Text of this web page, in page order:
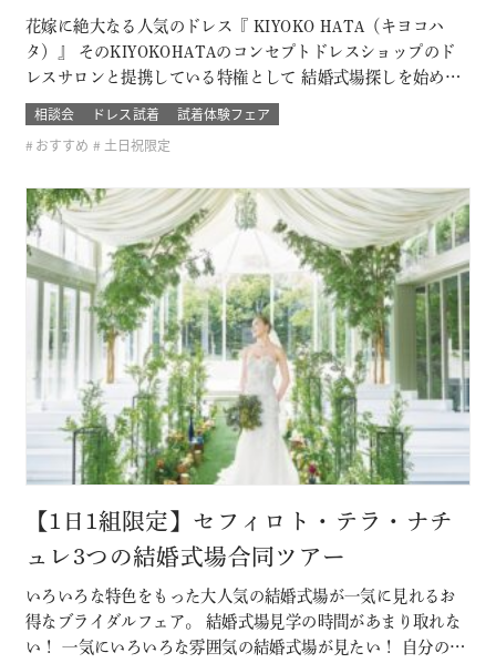
花嫁に絶大なる人気のドレス『 KIYOKO HATA（キヨコハ
タ）』 そのKIYOKOHATAのコンセプトドレスショップのド
レスサロンと提携している特権として 結婚式場探しを始めた
おふたり限定の無料試着会を開催。 式場探しと一緒にドレス
も試着できて、結婚式のイメージが広がります！ 他のドレス
サロンでは取り扱いのないドレスも見れて着れるのは「ここ
相談会 ドレス試着
試着体験フェア
おすすめ
土日祝限定
【1日1組限定】セフィロト・テラ・ナチ
ュレ3つの結婚式場合同ツアー
いろいろな特色をもった大人気の結婚式場が一気に見れるお
得なブライダルフェア。 結婚式場見学の時間があまり取れな
い！ 一気にいろいろな雰囲気の結婚式場が見たい！ 自分の結